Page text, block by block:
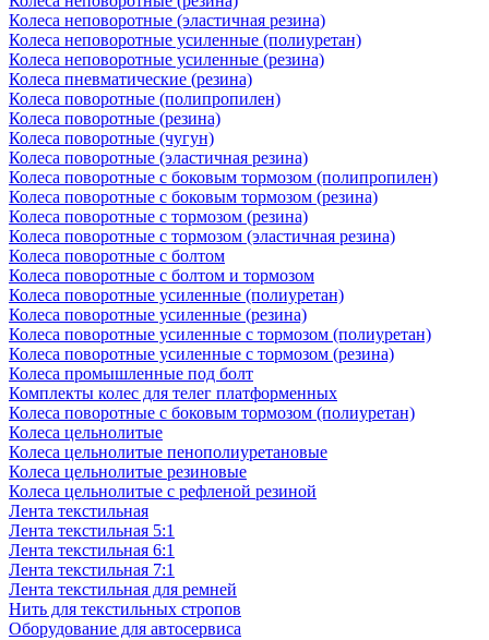
Колеса неповоротные (эластичная резина)
Колеса неповоротные усиленные (полиуретан)
Колеса неповоротные усиленные (резина)
Колеса пневматические (резина)
Колеса поворотные (полипропилен)
Колеса поворотные (резина)
Колеса поворотные (чугун)
Колеса поворотные (эластичная резина)
Колеса поворотные c боковым тормозом (полипропилен)
Колеса поворотные c боковым тормозом (резина)
Колеса поворотные c тормозом (резина)
Колеса поворотные c тормозом (эластичная резина)
Колеса поворотные с болтом
Колеса поворотные с болтом и тормозом
Колеса поворотные усиленные (полиуретан)
Колеса поворотные усиленные (резина)
Колеса поворотные усиленные с тормозом (полиуретан)
Колеса поворотные усиленные с тормозом (резина)
Колеса промышленные под болт
Комплекты колес для телег платформенных
Колеса поворотные c боковым тормозом (полиуретан)
Колеса цельнолитые
Колеса цельнолитые пенополиуретановые
Колеса цельнолитые резиновые
Колеса цельнолитые с рефленой резиной
Лента текстильная
Лента текстильная 5:1
Лента текстильная 6:1
Лента текстильная 7:1
Лента текстильная для ремней
Нить для текстильных стропов
Оборудование для автосервиса